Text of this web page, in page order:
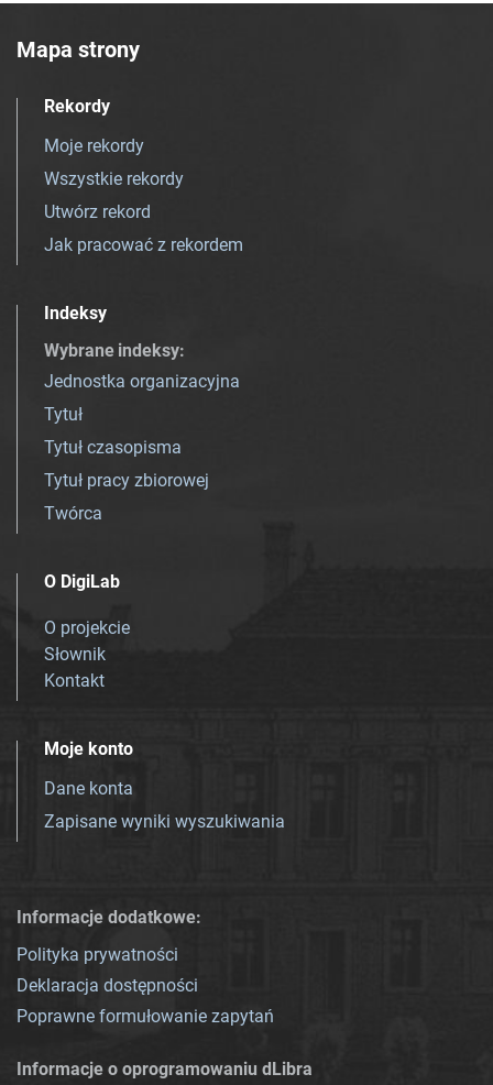
Mapa strony
Rekordy
Moje rekordy
Wszystkie rekordy
Utwórz rekord
Jak pracować z rekordem
Indeksy
Wybrane indeksy:
Jednostka organizacyjna
Tytuł
Tytuł czasopisma
Tytuł pracy zbiorowej
Twórca
O DigiLab
O projekcie
Słownik
Kontakt
Moje konto
Dane konta
Zapisane wyniki wyszukiwania
Informacje dodatkowe:
Polityka prywatności
Deklaracja dostępności
Poprawne formułowanie zapytań
Informacje o oprogramowaniu dLibra